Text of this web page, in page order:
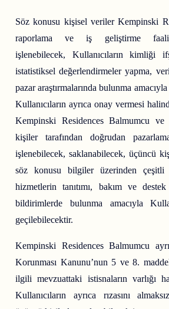
Söz konusu kişisel veriler Kempinski
raporlama ve iş geliştirme
işlenebilecek, Kullanıcıların kimliği
istatistiksel değerlendirmeler yapma,
pazar araştırmalarında bulunma
Kullanıcıların ayrıca onay vermesi
Kempinski Residences Balmumcu
kişiler tarafından doğrudan
işlenebilecek, saklanabilecek, üçüncü
söz konusu bilgiler üzerinden
hizmetlerin tanıtımı, bakım ve
bildirimlerde bulunma amacıyla
geçilebilecektir.
Kempinski Residences Balmumcu
Korunması Kanunu’nun 5 ve 8.
ilgili mevzuattaki istisnaların varlığı
Kullanıcıların ayrıca rızasını